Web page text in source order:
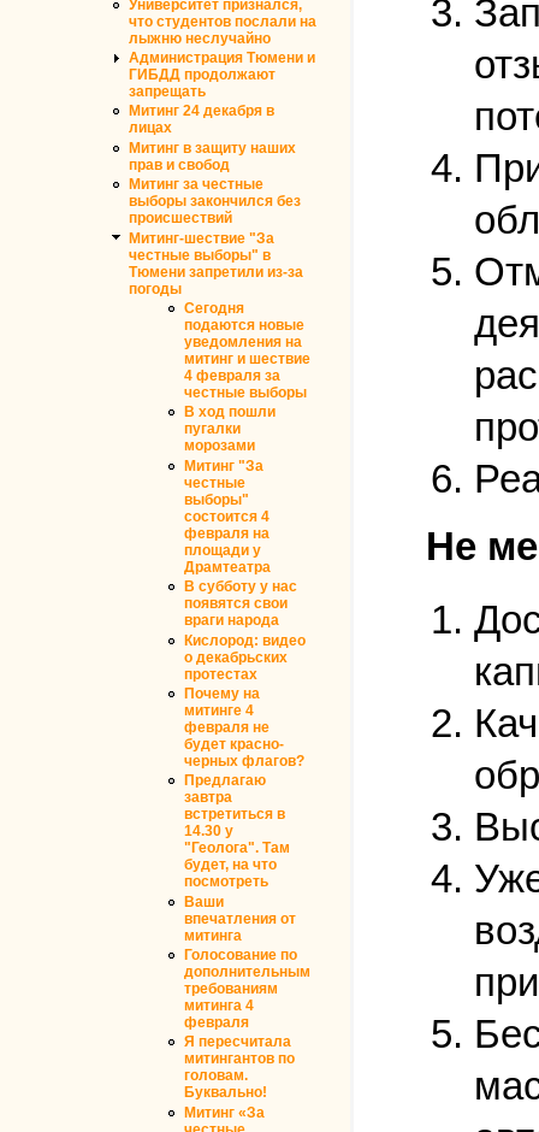
Университет признался,
что студентов послали на
лыжню неслучайно
Администрация Тюмени и
ГИБДД продолжают
запрещать
Митинг 24 декабря в
лицах
Митинг в защиту наших
прав и свобод
Митинг за честные
выборы закончился без
происшествий
Митинг-шествие "За
честные выборы" в
Тюмени запретили из-за
погоды
Сегодня
подаются новые
уведомления на
митинг и шествие
4 февраля за
честные выборы
В ход пошли
пугалки
морозами
Митинг "За
честные
выборы"
состоится 4
февраля на
площади у
Драмтеатра
В субботу у нас
появятся свои
враги народа
Кислород: видео
о декабрьских
протестах
Почему на
митинге 4
февраля не
будет красно-
черных флагов?
Предлагаю
завтра
встретиться в
14.30 у
"Геолога". Там
будет, на что
посмотреть
Ваши
впечатления от
митинга
Голосование по
дополнительным
требованиям
митинга 4
февраля
Я пересчитала
митингантов по
головам.
Буквально!
Митинг «За
Не